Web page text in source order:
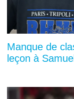
Manque de
leçon à